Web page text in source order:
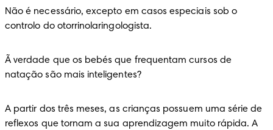
Não é necessário, excepto em casos especiais sob o
controlo do otorrinolaringologista.
Ã verdade que os bebés que frequentam cursos de
natação são mais inteligentes?
A partir dos três meses, as crianças possuem uma série de
reflexos que tornam a sua aprendizagem muito rápida. A